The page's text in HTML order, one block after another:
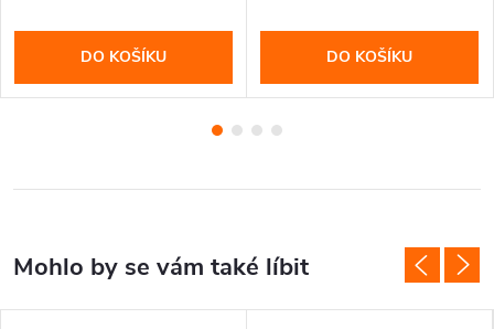
DO KOŠÍKU DO KOŠÍKU